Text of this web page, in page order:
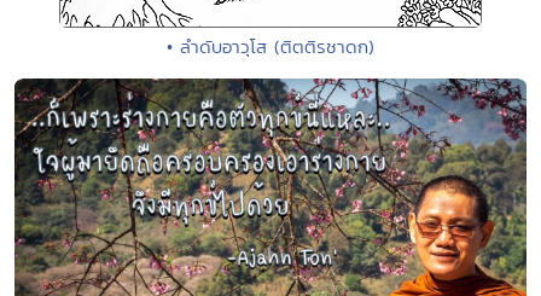
• ลำดับอาวุโส (ติตติรชาดก)